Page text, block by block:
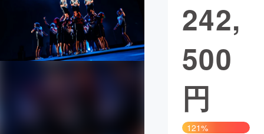
映像・映画 書籍・雑誌
ビジネス・起業 チャレンジ
CAMPFIRE Creation
242,
500
円
121%